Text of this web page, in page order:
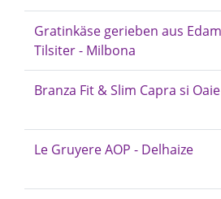
Gratinkäse gerieben aus
Tilsiter - Milbona
Branza Fit & Slim Capra si
Le Gruyere AOP - Delhaize